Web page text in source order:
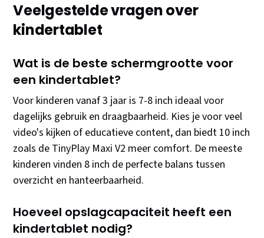
Veelgestelde vragen over
kindertablet
Wat is de beste schermgrootte voor
een kindertablet?
Voor kinderen vanaf 3 jaar is 7-8 inch ideaal voor
dagelijks gebruik en draagbaarheid. Kies je voor veel
video's kijken of educatieve content, dan biedt 10 inch
zoals de TinyPlay Maxi V2 meer comfort. De meeste
kinderen vinden 8 inch de perfecte balans tussen
overzicht en hanteerbaarheid.
Hoeveel opslagcapaciteit heeft een
kindertablet nodig?